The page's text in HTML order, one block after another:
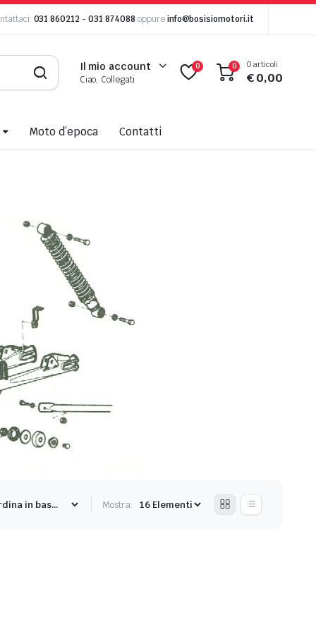
031 860212-031 874088oppure info@bosisiomotori.it
Il mio account
Ciao, Collegati
0 0 0 articoli
€0,00
Moto d’epoca Contatti
Mostra: